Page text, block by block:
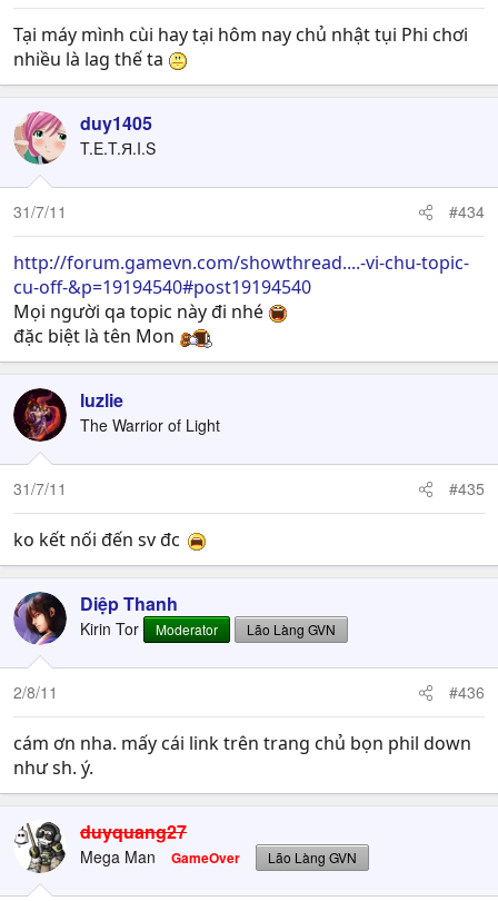
Tại máy mình cùi hay tại hôm nay chủ nhật tụi Phi chơi
nhiều là lag thế ta
duy1405
T.E.T.Я.I.S
31/7/11 #434
http://forum.gamevn.com/showthread....-vi-chu-topic-
cu-off-&p=19194540#post19194540
Mọi người qa topic này đi nhé
đặc biệt là tên Mon
luzlie
The Warrior of Light
31/7/11 #435
ko kết nối đến sv đc
Diệp Thanh
Kirin Tor Moderator Lão Làng GVN
2/8/11 #436
cám ơn nha. mấy cái link trên trang chủ bọn phil down
như sh. ý.
duyquang27
Mega Man GameOver Lão Làng GVN